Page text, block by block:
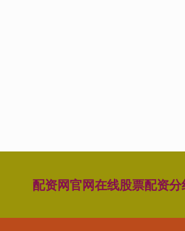
配资网官网在线股票配资分